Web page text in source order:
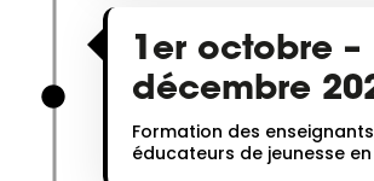
1er octobre –
décembre
Formation des
éducateurs de jeunesse